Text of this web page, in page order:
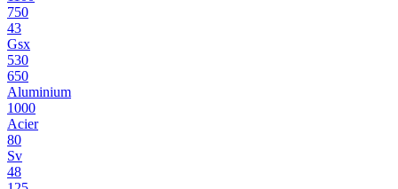
750
43
Gsx
530
650
Aluminium
1000
Acier
80
Sv
48